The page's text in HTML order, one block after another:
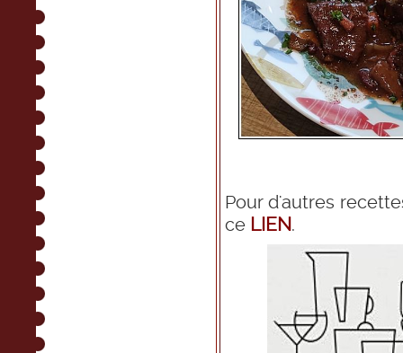
Pour d'autres
ce LIEN.